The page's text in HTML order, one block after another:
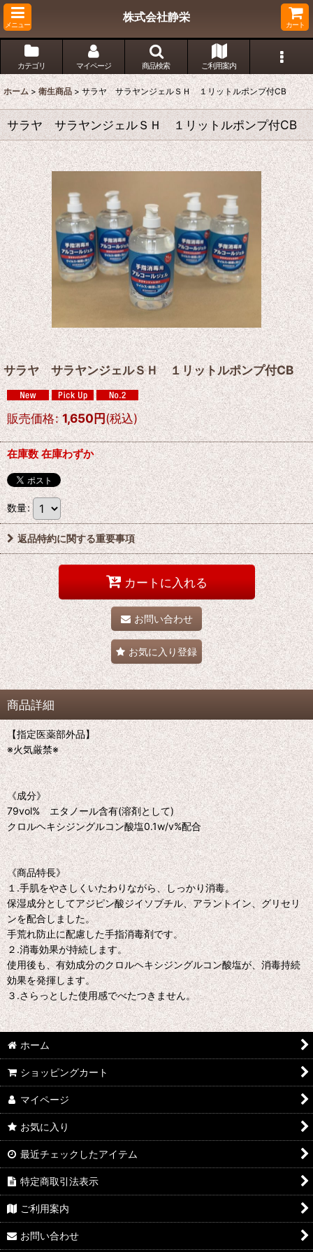
メニュー
株式会社静栄
カート
カテゴリ マイページ 商品検索 ご利用案内
ホーム > 衛生商品 > サラヤ サラヤンジェルＳＨ １リットルポンプ付CB
サラヤ サラヤンジェルＳＨ １リットルポンプ付CB
サラヤ サラヤンジェルＳＨ １リットルポンプ付CB
販売価格: 1,650円(税込)
在庫数 在庫わずか
数量:
返品特約に関する重要事項
カートに入れる
お問い合わせ
お気に入り登録
商品詳細
【指定医薬部外品】
※火気厳禁※
《成分》
79vol% エタノール含有(溶剤として)
クロルヘキシジングルコン酸塩0.1w/v%配合
《商品特長》
１.手肌をやさしくいたわりながら、しっかり消毒。
保湿成分としてアジピン酸ジイソブチル、アラントイン、グリセリ
ンを配合しました。
手荒れ防止に配慮した手指消毒剤です。
２.消毒効果が持続します。
使用後も、有効成分のクロルヘキシジングルコン酸塩が、消毒持続
効果を発揮します。
３.さらっとした使用感でべたつきません。
ホーム
ショッピングカート
マイページ
お気に入り
最近チェックしたアイテム
特定商取引法表示
ご利用案内
お問い合わせ